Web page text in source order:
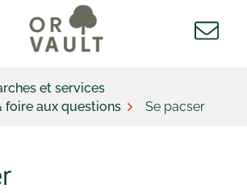
et services
foire aux questions
Se pacser